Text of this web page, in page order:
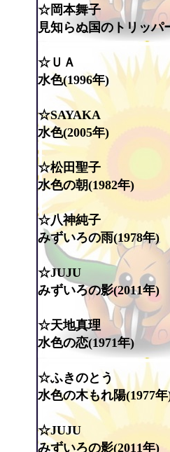
☆岡本舞子
見知らぬ国のトリッパ
☆ＵＡ
水色(1996年)
☆SAYAKA
水色(2005年)
☆松田聖子
水色の朝(1982年)
☆八神純子
みずいろの雨(1978年)
☆JUJU
みずいろの影(2011年)
☆天地真理
水色の恋(1971年)
☆ふきのとう
水色の木もれ陽(1977
☆JUJU
みずいろの影(2011年)